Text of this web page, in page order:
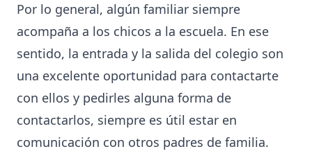
Por lo general, algún familiar siempre
acompaña a los chicos a la escuela. En ese
sentido, la entrada y la salida del colegio son
una excelente oportunidad para contactarte
con ellos y pedirles alguna forma de
contactarlos, siempre es útil estar en
comunicación con otros padres de familia.